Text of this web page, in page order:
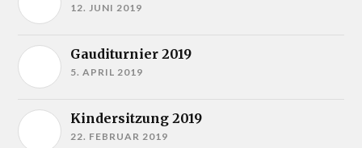
12. JUNI 2019
Gauditurnier 2019
5. APRIL 2019
Kindersitzung 2019
22. FEBRUAR 2019